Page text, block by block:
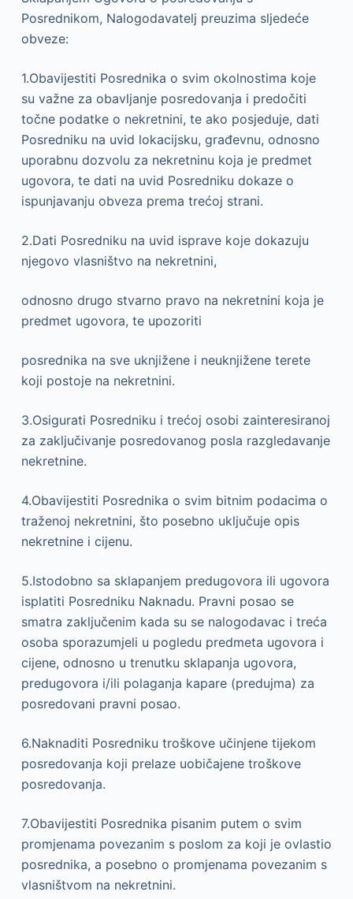
Posrednikom, Nalogodavatelj preuzima sljedeće
obveze:
1.Obavijestiti Posrednika o svim okolnostima koje
su važne za obavljanje posredovanja i predočiti
točne podatke o nekretnini, te ako posjeduje, dati
Posredniku na uvid lokacijsku, građevnu, odnosno
uporabnu dozvolu za nekretninu koja je predmet
ugovora, te dati na uvid Posredniku dokaze o
ispunjavanju obveza prema trećoj strani.
2.Dati Posredniku na uvid isprave koje dokazuju
njegovo vlasništvo na nekretnini,
odnosno drugo stvarno pravo na nekretnini koja je
predmet ugovora, te upozoriti
posrednika na sve uknjižene i neuknjižene terete
koji postoje na nekretnini.
3.Osigurati Posredniku i trećoj osobi zainteresiranoj
za zaključivanje posredovanog posla razgledavanje
nekretnine.
4.Obavijestiti Posrednika o svim bitnim podacima o
traženoj nekretnini, što posebno uključuje opis
nekretnine i cijenu.
5.Istodobno sa sklapanjem predugovora ili ugovora
isplatiti Posredniku Naknadu. Pravni posao se
smatra zaključenim kada su se nalogodavac i treća
osoba sporazumjeli u pogledu predmeta ugovora i
cijene, odnosno u trenutku sklapanja ugovora,
predugovora i/ili polaganja kapare (predujma) za
posredovani pravni posao.
6.Naknaditi Posredniku troškove učinjene tijekom
posredovanja koji prelaze uobičajene troškove
posredovanja.
7.Obavijestiti Posrednika pisanim putem o svim
promjenama povezanim s poslom za koji je ovlastio
posrednika, a posebno o promjenama povezanim s
vlasništvom na nekretnini.